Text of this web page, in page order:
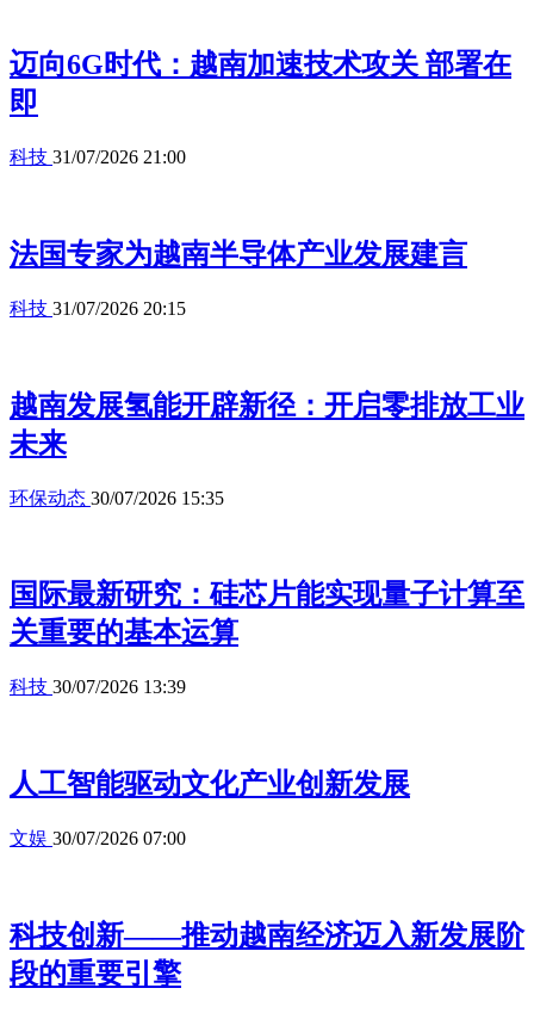
迈向6G时代：越南加速技术攻关 部署在
即
科技 31/07/2026 21:00
法国专家为越南半导体产业发展建言
科技 31/07/2026 20:15
越南发展氢能开辟新径：开启零排放工业
未来
环保动态 30/07/2026 15:35
国际最新研究：硅芯片能实现量子计算至
关重要的基本运算
科技 30/07/2026 13:39
人工智能驱动文化产业创新发展
文娱 30/07/2026 07:00
科技创新——推动越南经济迈入新发展阶
段的重要引擎